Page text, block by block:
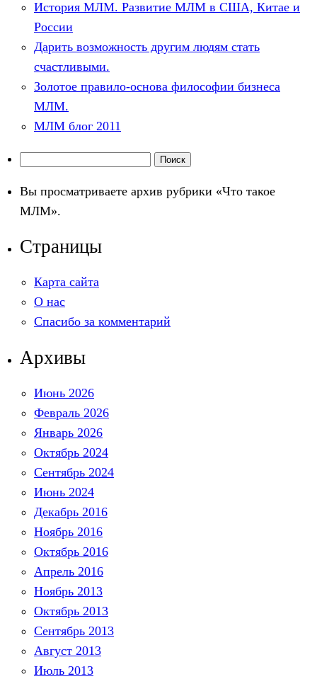
История МЛМ. Развитие МЛМ в США, Китае и
России
Дарить возможность другим людям стать
счастливыми.
Золотое правило-основа философии бизнеса
МЛМ.
МЛМ блог 2011
Найти:
Вы просматриваете архив рубрики «Что такое
МЛМ».
Страницы
Карта сайта
О нас
Спасибо за комментарий
Архивы
Июнь 2026
Февраль 2026
Январь 2026
Октябрь 2024
Сентябрь 2024
Июнь 2024
Декабрь 2016
Ноябрь 2016
Октябрь 2016
Апрель 2016
Ноябрь 2013
Октябрь 2013
Сентябрь 2013
Август 2013
Июль 2013